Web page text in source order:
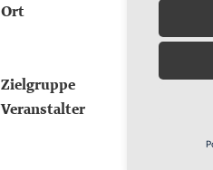
Ort
Zielgruppe
Veranstalter